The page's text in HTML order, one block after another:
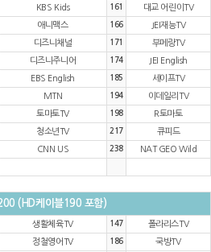
KBS Kids 161 대교 어린이TV
애니맥스 166 JEI재능TV
디즈니채널 171 부메랑TV
디즈니주니어 174 JEI English
EBS English 185 세이프TV
MTN 194 이데일리TV
토마토TV 198 R토마토
청소년TV 217 큐피드
CNN US 238 NAT GEO Wild
(HD케이블190 포함)
생활체육TV 147 폴라리스TV
정철영어TV 186 국방TV